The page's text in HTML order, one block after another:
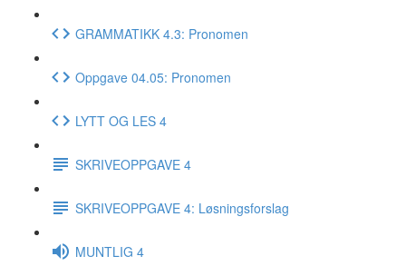
GRAMMATIKK 4.3: Pronomen
Oppgave 04.05: Pronomen
LYTT OG LES 4
SKRIVEOPPGAVE 4
SKRIVEOPPGAVE 4: Løsningsforslag
MUNTLIG 4